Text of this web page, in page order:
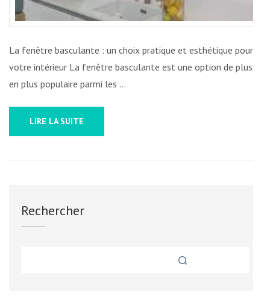
La fenêtre basculante : un choix pratique et esthétique pour
votre intérieur La fenêtre basculante est une option de plus
en plus populaire parmi les …
LIRE LA SUITE
Rechercher